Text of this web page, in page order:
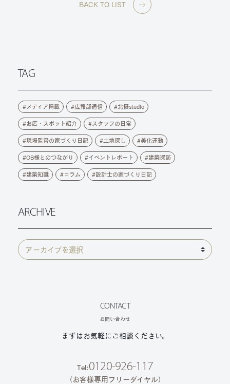
BACK TO LIST
TAG
メディア掲載 広報部通信 北摂studio
お店・スポット紹介 スタッフの日常
現場監督の家づくり日記 土地探し 美化運動
OB様とのつながり イベントレポート 建築探訪
建築知識 コラム 設計士の家づくり日記
ARCHIVE
CONTACT
お問い合わせ
まずはお気軽にご相談ください。
Tel:0120-926-117
（お客様専用フリーダイヤル）